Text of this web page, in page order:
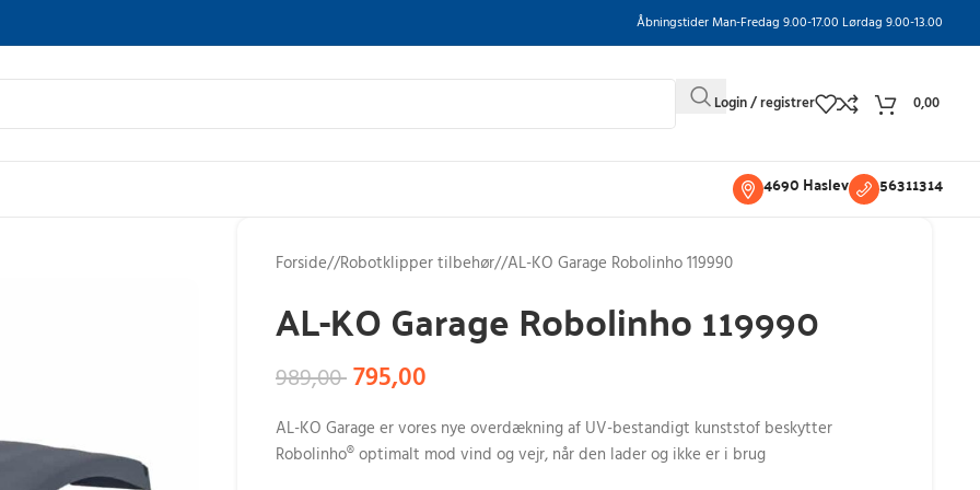
Åbningstider Man-Fredag 9.00-17.00 Lørdag 9.00-13.00
Login / registrer 0,00
4690 Haslev 56311314
Forside/ Robotklipper tilbehør/ AL-KO Garage Robolinho 119990
AL-KO Garage Robolinho 119990
989,00795,00
AL-KO Garage er vores nye overdækning af UV-bestandigt kunststof beskytter
Robolinho® optimalt mod vind og vejr, når den lader og ikke er i brug